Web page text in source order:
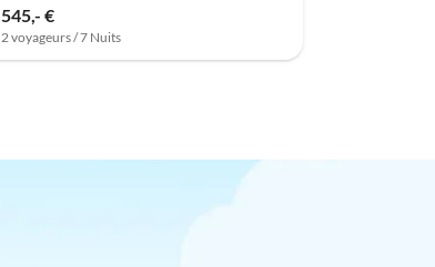
545,- €
2 voyageurs / 7 Nuits